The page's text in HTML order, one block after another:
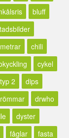
bluff
chili
cykel
2
dips
drwho
dyster
fåglar
fasta